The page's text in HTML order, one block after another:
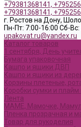
+79381368141,
+79381368141,
г. Ростов на Дону,
Пн-Пт: 7:00-16:00 Cб-
upakovat.ru@yandex.ru
Каталог товаров
1 сентября, День
Бумага упаковочная
Кашпо и ящики ДВП
Кашпо и ящики из
Корзины плетеные,
Коробки сумки и
Лента
МАМЕ, Мамочке,
Пленка прозрачная и
Товар для рукоделия